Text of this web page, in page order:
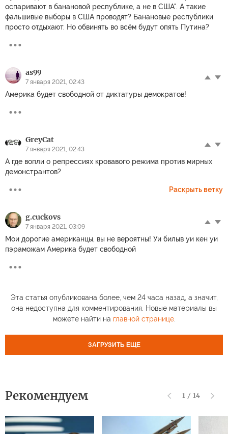
оспаривают в банановой республике, а не в США". А такие
фальшивые выборы в США проводят? Банановые республики
просто отдыхают. Но обвинять во всём будут опять Путина?
as99
7 января 2021, 02:43
Америка будет свободной от диктатуры демократов!
GreyCat
7 января 2021, 02:43
А где вопли о репрессиях кровавого режима против мирных
демонстрантов?
Раскрыть ветку
g.cuckovs
7 января 2021, 03:09
Мои дорогие американцы, вы не вероятны! Уи билыв уи кен уи
пэраможам Америка будет свободной
Эта статья опубликована более, чем 24 часа назад, а значит,
она недоступна для комментирования. Новые материалы вы
можете найти на главной странице.
ЗАГРУЗИТЬ ЕЩЕ
Рекомендуем 1 / 14